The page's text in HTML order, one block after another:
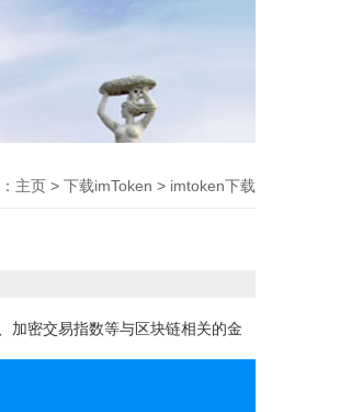
主页> 下载imToken > imtoken下载
加密交易指数等与区块链相关的金